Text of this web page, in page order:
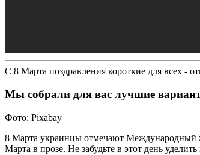
С 8 Марта поздравления короткие для всех
Мы собрали для вас лучшие
Фото: Pixabay
8 Марта украинцы отмечают Международный
Марта в прозе. Не забудьте в этот день